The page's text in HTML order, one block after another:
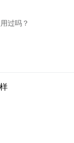
过吗？